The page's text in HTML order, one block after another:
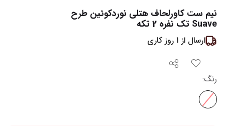
نیم ست کاورلحاف هتلی نوردکوئین طرح
Suave تک نفره 2 تکه
ارسال از 1 روز کاری
رنگ: